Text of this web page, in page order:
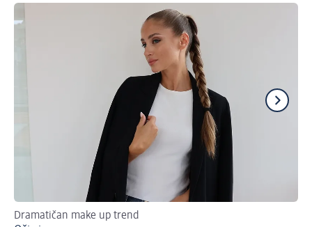
Dramatičan make up trend